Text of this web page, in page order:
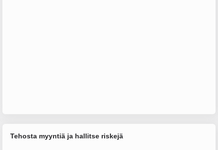
Tehosta myyntiä ja hallitse riskejä